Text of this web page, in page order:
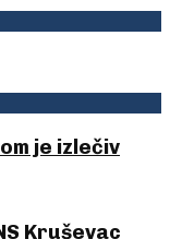
je izlečiv
Kruševac